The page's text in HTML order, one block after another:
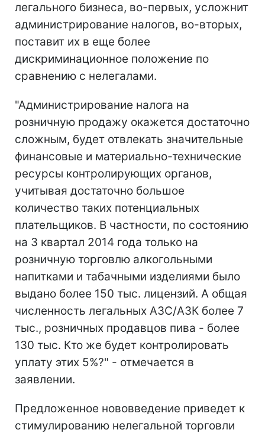
легального бизнеса, во-первых, усложнит
администрирование налогов, во-вторых,
поставит их в еще более
дискриминационное положение по
сравнению с нелегалами.
"Администрирование налога на
розничную продажу окажется достаточно
сложным, будет отвлекать значительные
финансовые и материально-технические
ресурсы контролирующих органов,
учитывая достаточно большое
количество таких потенциальных
плательщиков. В частности, по состоянию
на 3 квартал 2014 года только на
розничную торговлю алкогольными
напитками и табачными изделиями было
выдано более 150 тыс. лицензий. А общая
численность легальных АЗС/АЗК более 7
тыс., розничных продавцов пива - более
130 тыс. Кто же будет контролировать
уплату этих 5%?" - отмечается в
заявлении.
Предложенное нововведение приведет к
стимулированию нелегальной торговли